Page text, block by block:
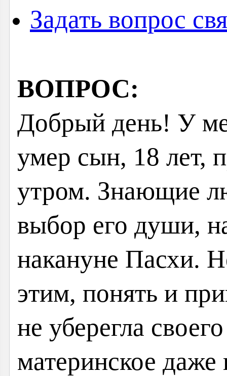
Задать вопрос
ВОПРОС:
Добрый день! У
умер сын, 18 лет,
утром. Знающие
выбор его души,
накануне Пасхи.
этим, понять и
не уберегла
материнское даже